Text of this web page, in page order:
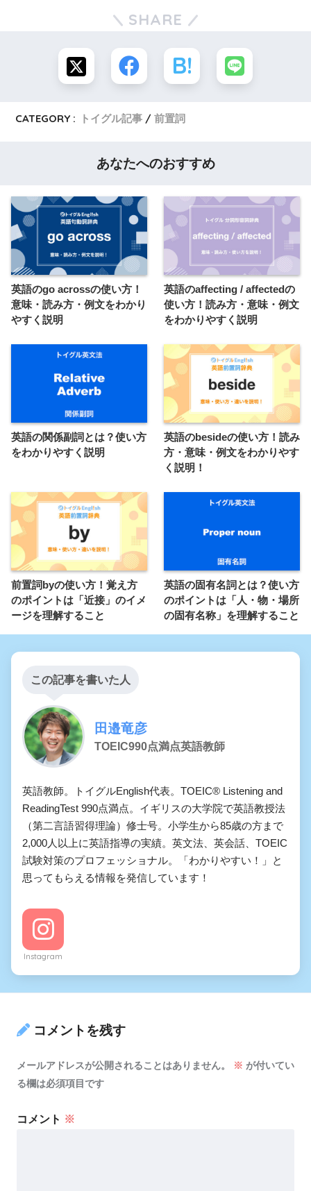
(景気後退という正式な予測に反して, 市場は驚くべき好転
tohis promises, John failed to meet the deadline
a thrilling adventure rather than a romance.
うより, スリルに富んだ冒険になりました)
The team’s performance,contrary to
recent trends,
remarkably improved after a change in leadership.
(チームの業績は, 最新の傾向に反して, 指導者の交代後, 著
しく改善しました)
SHARE
CATEGORY : トイグル記事 前置詞
あなたへのおすすめ
英語のgo acrossの使い方！
意味・読み方・例文をわかり
やすく説明
英語のaffecting / affectedの
使い方！読み方・意味・例文
をわかりやすく説明
英語の関係副詞とは？使い方
をわかりやすく説明
英語のbesideの使い方！読み
方・意味・例文をわかりやす
く説明！
前置詞byの使い方！覚え方
のポイントは「近接」のイメ
ージを理解すること
英語の固有名詞とは？使い方
のポイントは「人・物・場所
の固有名称」を理解すること
この記事を書いた人
田邉竜彦
TOEIC990点満点英語教師
英語教師。トイグルEnglish代表。TOEIC® Listening and
ReadingTest 990点満点。イギリスの大学院で英語教授法
（第二言語習得理論）修士号。小学生から85歳の方まで
2,000人以上に英語指導の実績。英文法、英会話、TOEIC
試験対策のプロフェッショナル。「わかりやすい！」と
思ってもらえる情報を発信しています！
Instagram
コメントを残す
メールアドレスが公開されることはありません。 ※ が付いてい
る欄は必須項目です
コメント ※